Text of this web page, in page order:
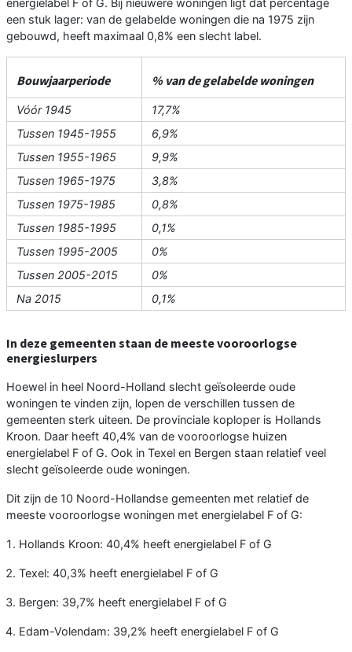
een stuk lager: van de gelabelde woningen die na 1975 zijn
gebouwd, heeft maximaal 0,8% een slecht label.
Bouwjaarperiode % van de gelabelde woningen
Vóór 1945
17,7%
Tussen 1945-1955
6,9%
Tussen 1955-1965
9,9%
Tussen 1965-1975
3,8%
Tussen 1975-1985
0,8%
Tussen 1985-1995
0,1%
Tussen 1995-2005
0%
Tussen 2005-2015
0%
Na 2015
0,1%
In deze gemeenten staan de meeste vooroorlogse
energieslurpers
Hoewel in heel Noord-Holland slecht geïsoleerde oude
woningen te vinden zijn, lopen de verschillen tussen de
gemeenten sterk uiteen. De provinciale koploper is Hollands
Kroon. Daar heeft 40,4% van de vooroorlogse huizen
energielabel F of G. Ook in Texel en Bergen staan relatief veel
slecht geïsoleerde oude woningen.
Dit zijn de 10 Noord-Hollandse gemeenten met relatief de
meeste vooroorlogse woningen met energielabel F of G:
Hollands Kroon: 40,4% heeft energielabel F of G
Texel: 40,3% heeft energielabel F of G
Bergen: 39,7% heeft energielabel F of G
Edam-Volendam: 39,2% heeft energielabel F of G